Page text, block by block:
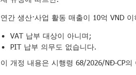
연간 생산·사업 활동 매출이 10억 VND
VAT 납부 대상이 아니며;
PIT 납부 의무도 없습니다.
이 개정 내용은 시행령 68/2026/NĐ-CP